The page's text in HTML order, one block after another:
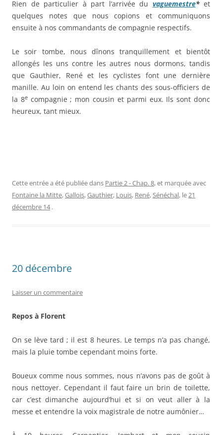
Rien de particulier à part l’arrivée du vaguemestre* et
quelques notes que nous copions et communiquons
ensuite à nos commandants de compagnie respectifs.
Le soir tombe, nous dînons tranquillement et bientôt
allongés les uns contre les autres nous dormons, tandis
que Gauthier, René et les cyclistes font une dernière
manille. Au loin on entend les chants des sous-officiers de
la 8ecompagnie ; mon cousin et parmi eux. Ils sont donc
heureux, tant mieux.
Cette entrée a été publiée dans Partie 2 - Chap. 8, et marquée avec
Fontaine la Mitte,Gallois,Gauthier, Louis, René,Sénéchal, le21
décembre 14 .
20 décembre
Laisser un commentaire
Repos à Florent
On se lève tard ; il est 8 heures. Le temps n’a pas changé,
mais la pluie tombe cependant moins forte.
Boueux comme nous sommes, nous n’avons pas de goût à
nous nettoyer. Cependant il faut faire un brin de toilette,
car c’est dimanche aujourd’hui et si on veut aller à la
messe et entendre la voix magistrale de notre aumônier…